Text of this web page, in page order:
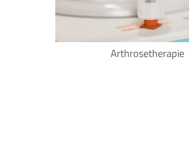
Arthrosetherapie